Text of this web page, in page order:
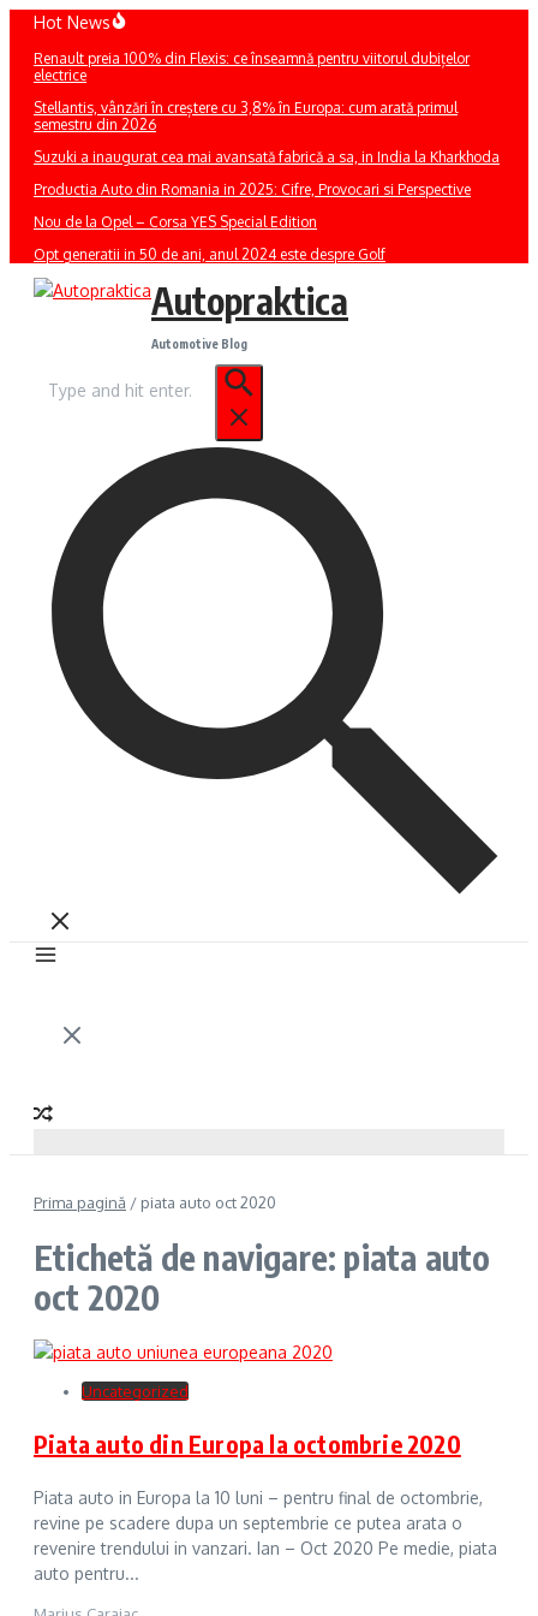
Sari
conținut
Hot News
Renault preia 100% din Flexis: ce înseamnă pentru viitorul dubițelor
electrice
Stellantis, vânzări în creștere cu 3,8% în Europa: cum arată primul
semestru din 2026
Suzuki a inaugurat cea mai avansată fabrică a sa, in India la Kharkhoda
Productia Auto din Romania in 2025: Cifre, Provocari si Perspective
Nou de la Opel – Corsa YES Special Edition
Opt generatii in 50 de ani, anul 2024 este despre Golf
Autopraktica
Automotive Blog
după:
Prima pagină / piata auto oct 2020
Etichetă de navigare: piata auto
oct 2020
Uncategorized
Piata auto din Europa la octombrie 2020
Piata auto in Europa la 10 luni – pentru final de octombrie,
revine pe scadere dupa un septembrie ce putea arata o
revenire trendului in vanzari. Ian – Oct 2020 Pe medie, piata
auto pentru...